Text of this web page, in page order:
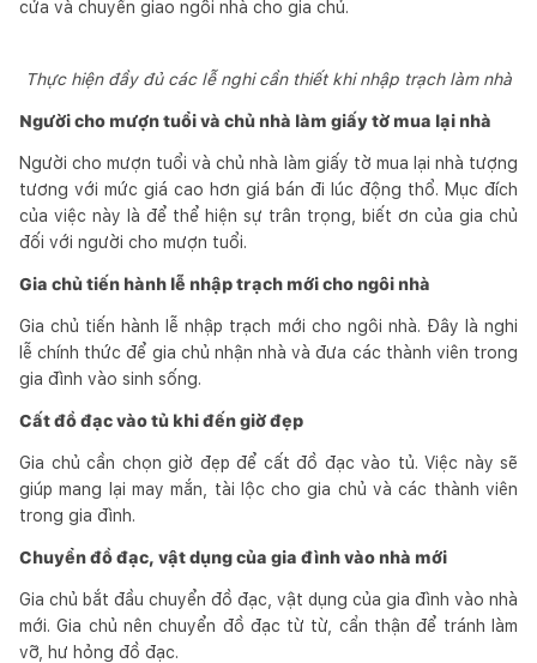
cửa và chuyển giao ngôi nhà cho gia chủ.
Thực hiện đầy đủ các lễ nghi cần thiết khi nhập trạch làm nhà
Người cho mượn tuổi và chủ nhà làm giấy tờ mua lại nhà
Người cho mượn tuổi và chủ nhà làm giấy tờ mua lại nhà tượng
tương với mức giá cao hơn giá bán đi lúc động thổ. Mục đích
của việc này là để thể hiện sự trân trọng, biết ơn của gia chủ
đối với người cho mượn tuổi.
Gia chủ tiến hành lễ nhập trạch mới cho ngôi nhà
Gia chủ tiến hành lễ nhập trạch mới cho ngôi nhà. Đây là nghi
lễ chính thức để gia chủ nhận nhà và đưa các thành viên trong
gia đình vào sinh sống.
Cất đồ đạc vào tủ khi đến giờ đẹp
Gia chủ cần chọn giờ đẹp để cất đồ đạc vào tủ. Việc này sẽ
giúp mang lại may mắn, tài lộc cho gia chủ và các thành viên
trong gia đình.
Chuyển đồ đạc, vật dụng của gia đình vào nhà mới
Gia chủ bắt đầu chuyển đồ đạc, vật dụng của gia đình vào nhà
mới. Gia chủ nên chuyển đồ đạc từ từ, cẩn thận để tránh làm
vỡ, hư hỏng đồ đạc.